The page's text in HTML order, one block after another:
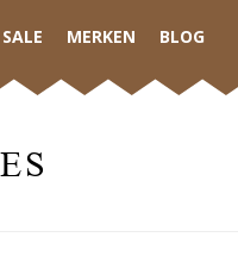
SALE MERKEN BLOG